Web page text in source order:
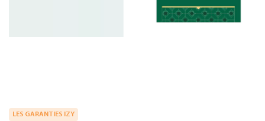
LES GARANTIES IZY